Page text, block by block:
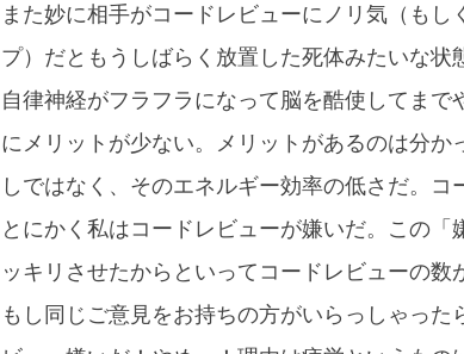
また妙に相手がコードレビューにノリ気（も
プ）だともうしばらく放置した死体みたいな状
自律神経がフラフラになって脳を酷使してま
にメリットが少ない。メリットがあるのは分
しではなく、そのエネルギー効率の低さだ。
とにかく私はコードレビューが嫌いだ。この
ッキリさせたからといってコードレビューの数
もし同じご意見をお持ちの方がいらっしゃっ